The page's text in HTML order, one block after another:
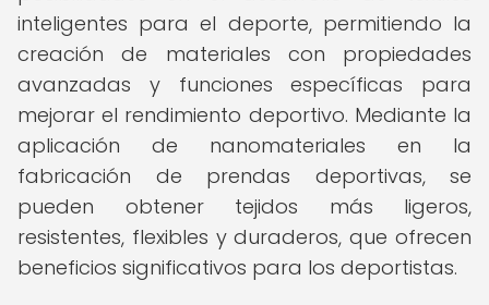
inteligentes para el deporte, permitiendo la
creación de materiales con propiedades
avanzadas y funciones específicas para
mejorar el rendimiento deportivo. Mediante la
aplicación de nanomateriales en la
fabricación de prendas deportivas, se
pueden obtener tejidos más ligeros,
resistentes, flexibles y duraderos, que ofrecen
beneficios significativos para los deportistas.